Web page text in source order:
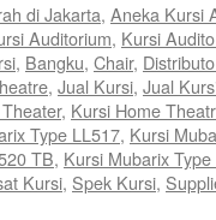
di Jakarta, Aneka Kursi
Auditorium, Kursi
, Bangku, Chair,
, Jual Kursi, Jual
, Kursi Home
Type LL517, Kursi
TB, Kursi Mubarix
Kursi, Spek Kursi,